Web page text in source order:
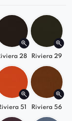
z
dodaje
nogi
się w
w
28 Riviera 29
51 Riviera 56